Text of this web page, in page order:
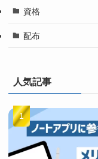
資格
配布
人気記事